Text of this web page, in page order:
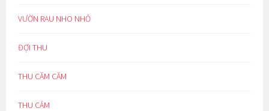
VƯỜN RAU NHO NHỎ
ĐỢI THU
THU CĂM CĂM
THU CẢM